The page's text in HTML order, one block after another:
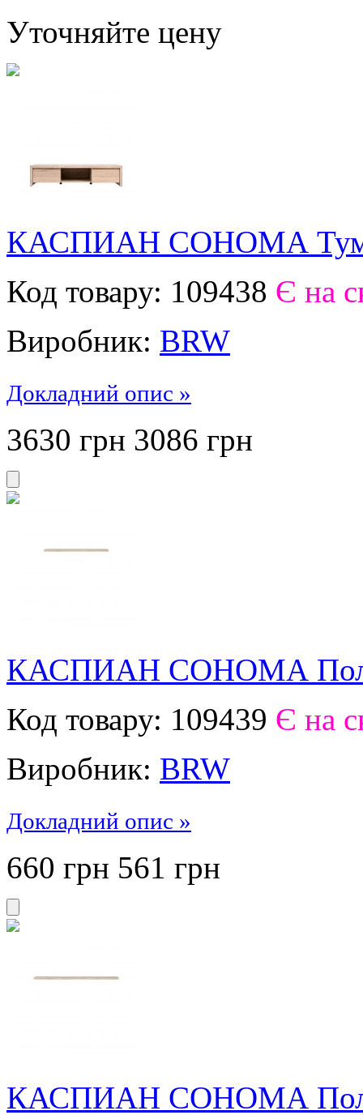
Уточняйте цену
КАСПИАН СОНОМА
Код товару: 109438 Є на
Виробник: BRW
Докладний опис »
3630 грн 3086 грн
КАСПИАН СОНОМА
Код товару: 109439 Є на
Виробник: BRW
Докладний опис »
660 грн 561 грн
КАСПИАН СОНОМА